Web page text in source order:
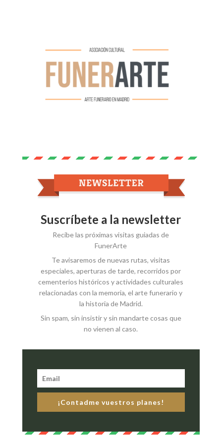
Suscríbete a la newsletter
Recibe las próximas visitas guiadas de
FunerArte
Te avisaremos de nuevas rutas, visitas
especiales, aperturas de tarde, recorridos por
cementerios históricos y actividades culturales
relacionadas con la memoria, el arte funerario y
la historia de Madrid.
Sin spam, sin insistir y sin mandarte cosas que
no vienen al caso.
¡Contadme vuestros planes!